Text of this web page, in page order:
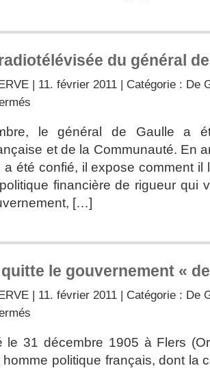
du général
| 11. février 2011 | Catégorie : De
général
Gaulle
le général de Gaulle a
et de la Communauté. En
été confié, il expose comment il
financière de rigueur qui
[…]
le gouvernement «
| 11. février 2011 | Catégorie : De
quitte
le
le 31 décembre 1905 à Flers
politique français, dont la